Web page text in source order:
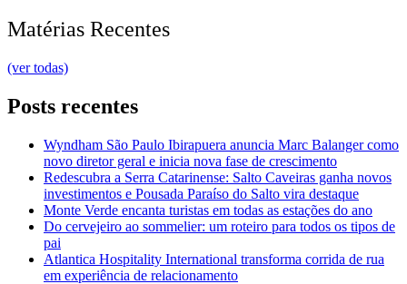
Matérias Recentes
(ver todas)
Posts recentes
Wyndham São Paulo Ibirapuera anuncia Marc Balanger como
novo diretor geral e inicia nova fase de crescimento
Redescubra a Serra Catarinense: Salto Caveiras ganha novos
investimentos e Pousada Paraíso do Salto vira destaque
Monte Verde encanta turistas em todas as estações do ano
Do cervejeiro ao sommelier: um roteiro para todos os tipos de
pai
Atlantica Hospitality International transforma corrida de rua
em experiência de relacionamento